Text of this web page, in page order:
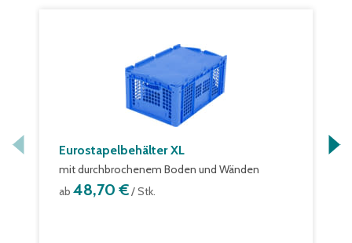
Eurostapelbehälter XL
mit durchbrochenem Boden und Wänden
ab 48,70 €/ Stk.